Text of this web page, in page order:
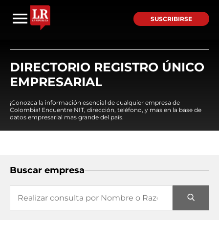
SUSCRIBIRSE
DIRECTORIO REGISTRO ÚNICO
EMPRESARIAL
¡Conozca la información esencial de cualquier empresa de
Colombia! Encuentre NIT, dirección, teléfono, y mas en la base de
datos empresarial mas grande del país.
Buscar empresa